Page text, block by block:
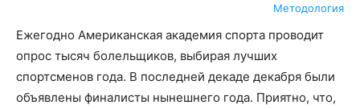
Методология
Ежегодно Американская академия спорта проводит
опрос тысяч болельщиков, выбирая лучших
спортсменов года. В последней декаде декабря были
объявлены финалисты нынешнего года. Приятно, что,